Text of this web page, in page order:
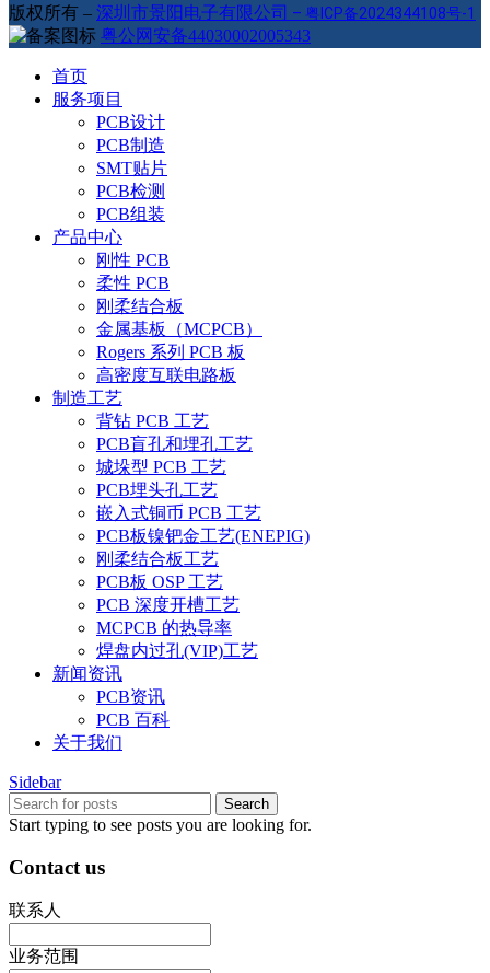
版权所有 – 深圳市景阳电子有限公司 – 粤ICP备2024344108号-1
粤公网安备44030002005343
首页
服务项目
PCB设计
PCB制造
SMT贴片
PCB检测
PCB组装
产品中心
刚性 PCB
柔性 PCB
刚柔结合板
金属基板（MCPCB）
Rogers 系列 PCB 板
高密度互联电路板
制造工艺
背钻 PCB 工艺
PCB盲孔和埋孔工艺
城垛型 PCB 工艺
PCB埋头孔工艺
嵌入式铜币 PCB 工艺
PCB板镍钯金工艺(ENEPIG)
刚柔结合板工艺
PCB板 OSP 工艺
PCB 深度开槽工艺
MCPCB 的热导率
焊盘内过孔(VIP)工艺
新闻资讯
PCB资讯
PCB 百科
关于我们
Sidebar
Search
Start typing to see posts you are looking for.
Contact us
联系人
业务范围